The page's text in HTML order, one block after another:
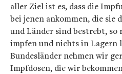
aller Ziel ist es, dass die
bei jenen ankommen, die sie
und Länder sind bestrebt, so
impfen und nichts in Lagern
Bundesländer nehmen wir
Impfdosen, die wir